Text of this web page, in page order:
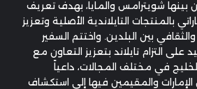
بينها شويترامس والمايا، بهدف تعريف
بالمنتجات التايلاندية الأصلية وتعزيز
والثقافي بين البلدين. واختتم السفير
على التزام تايلاند بتعزيز التعاون مع
في مختلف المجالات، داعياً
والمقيمين فيها إلى استكشاف